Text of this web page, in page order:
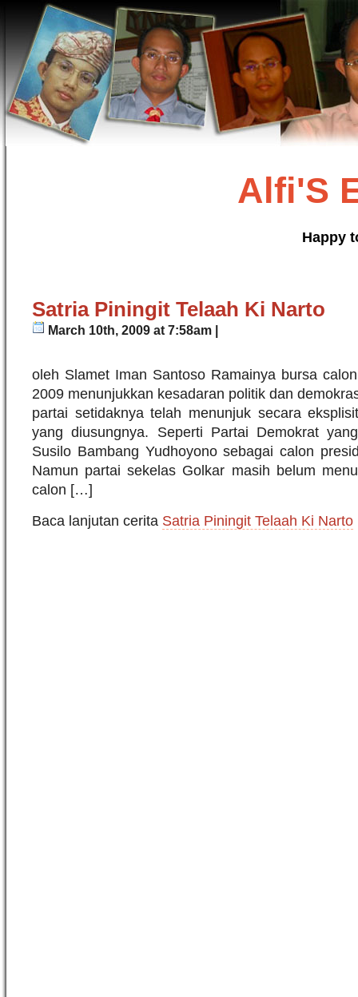
Alfi'S
Happy
Satria Piningit Telaah Ki Narto
March 10th, 2009 at 7:58am |
oleh Slamet Iman Santoso Ramainya bursa
2009 menunjukkan kesadaran politik dan
partai setidaknya telah menunjuk secara
yang diusungnya. Seperti Partai Demokrat
Susilo Bambang Yudhoyono sebagai calon
Namun partai sekelas Golkar masih belum
calon […]
Baca lanjutan cerita Satria Piningit Telaah Ki Narto